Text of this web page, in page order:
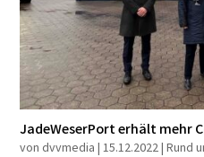
JadeWeserPort erhält mehr
von dvvmedia |15.12.2022|Rund